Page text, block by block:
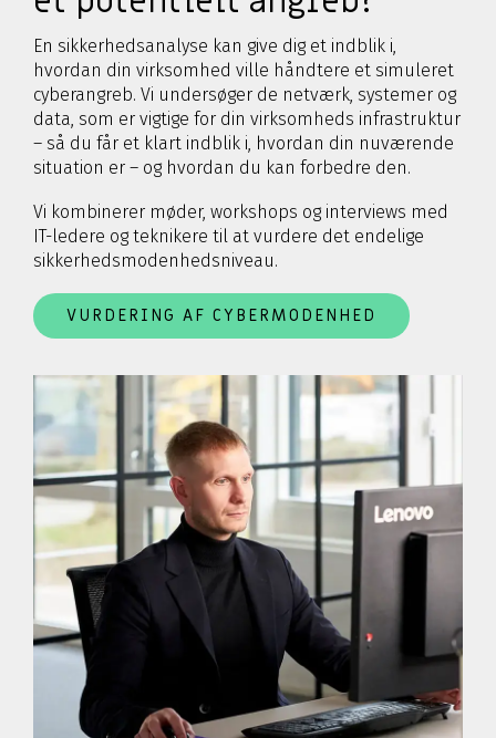
En sikkerhedsanalyse kan give dig et indblik i,
hvordan din virksomhed ville håndtere et simuleret
cyberangreb. Vi undersøger de netværk, systemer og
data, som er vigtige for din virksomheds infrastruktur
– så du får et klart indblik i, hvordan din nuværende
situation er – og hvordan du kan forbedre den.
Vi kombinerer møder, workshops og interviews med
IT-ledere og teknikere til at vurdere det endelige
sikkerhedsmodenhedsniveau.
VURDERING AF CYBERMODENHED